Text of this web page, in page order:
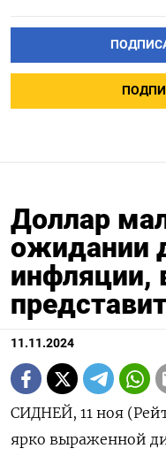
Доллар
ожидании
инфляции,
11.11.2024
СИДНЕЙ, 11 ноя
ярко выраженной